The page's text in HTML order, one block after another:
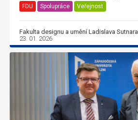
FDU Spolupráce Veřejnost
Fakulta designu a umění Ladislava Sutnara
23. 01. 2026